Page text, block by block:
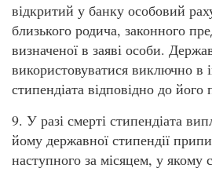
відкритий у банку особовий
близького родича, законного
визначеної в заяві особи.
використовуватися виключно в
стипендіата відповідно до його
9. У разі смерті стипендіата
йому державної стипендії
наступного за місяцем, у якому